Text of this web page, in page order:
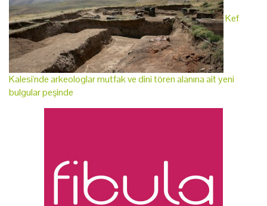
Kef
Kalesi'nde arkeologlar mutfak ve dini tören alanına ait yeni
bulgular peşinde